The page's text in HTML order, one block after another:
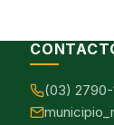
(03) 2790-